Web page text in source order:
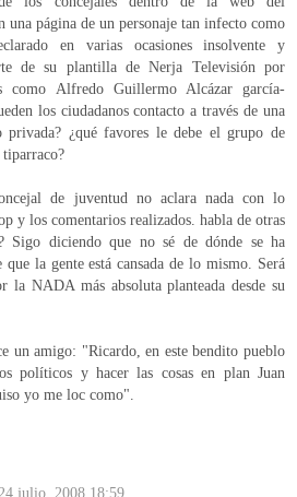
una página de un personaje tan infecto como
en varias ocasiones insolvente y
de su plantilla de Nerja Televisión por
como Alfredo Guillermo Alcázar garcía-
los ciudadanos contacto a través de una
¿qué favores le debe el grupo de
de juventud no aclara nada con lo
y los comentarios realizados. habla de otras
Sigo diciendo que no sé de dónde se ha
que la gente está cansada de lo mismo. Será
la NADA más absoluta planteada desde su
un amigo: "Ricardo, en este bendito pueblo
políticos y hacer las cosas en plan Juan
yo me loc como".
julio, 2008 18:59